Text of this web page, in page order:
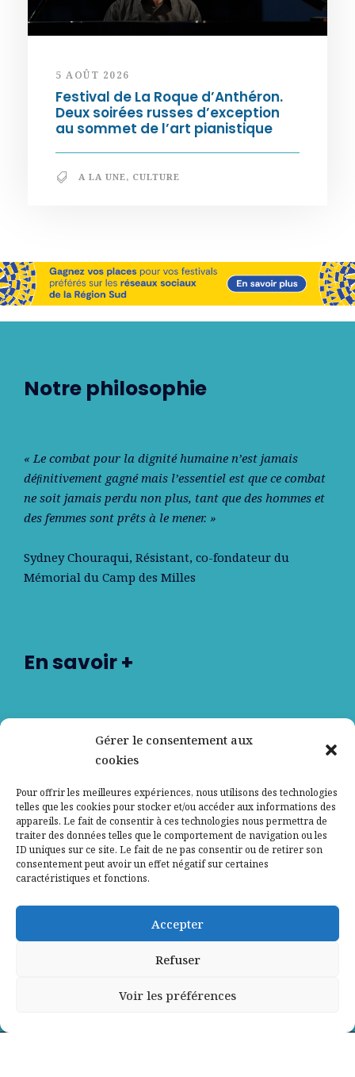
Gérer le consentement aux
cookies
Pour offrir les meilleures expériences, nous utilisons des technologies
telles que les cookies pour stocker et/ou accéder aux informations des
appareils. Le fait de consentir à ces technologies nous permettra de
traiter des données telles que le comportement de navigation ou les
ID uniques sur ce site. Le fait de ne pas consentir ou de retirer son
consentement peut avoir un effet négatif sur certaines
caractéristiques et fonctions.
Accepter
Refuser
Voir les préférences
5 AOÛT 2026
Festival de La Roque d’Anthéron.
Deux soirées russes d’exception
au sommet de l’art pianistique
A LA UNE, CULTURE
Notre philosophie
« Le combat pour la dignité humaine n’est jamais
déﬁnitivement gagné mais l’essentiel est que ce combat
ne soit jamais perdu non plus, tant que des hommes et
des femmes sont prêts à le mener. »
Sydney Chouraqui, Résistant, co-fondateur du
Mémorial du Camp des Milles
En savoir +
Contactez-nous
Mentions légales